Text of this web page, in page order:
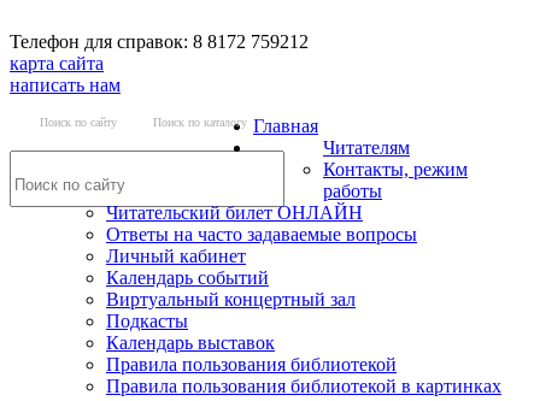
Телефон для справок: 8 8172 759212
карта сайта
написать нам
Поиск по сайту Поиск по каталогу Главная
Читателям
Контакты, режим
работы
Читательский билет ОНЛАЙН
Ответы на часто задаваемые вопросы
Личный кабинет
Календарь событий
Виртуальный концертный зал
Подкасты
Календарь выставок
Правила пользования библиотекой
Правила пользования библиотекой в картинках